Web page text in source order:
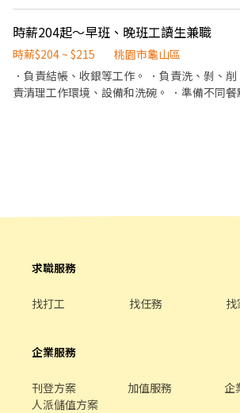
時薪204起～早班、晚班工讀生兼職
時薪$204 ~ $215
桃園市龜山區
．負責結帳、收銀等工作。 ．負責洗、剝、
責清理工作環境、設備和洗碗。 ．準備不同
求職服務
找打工 找任務 找
企業服務
刊登方案 加值服務
企
人派儲值方案